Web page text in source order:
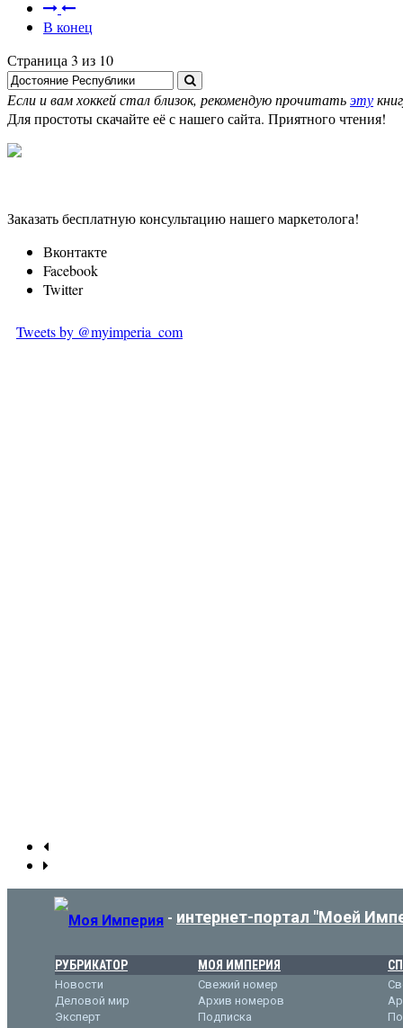
В конец
Страница 3 из 10
Если и вам хоккей стал близок, рекомендую прочитатьэту
Для простоты скачайте её с нашего сайта. Приятного чтения!
Заказать бесплатную консультацию нашего маркетолога!
Вконтакте
Facebook
Twitter
Tweets by @myimperia_com
- интернет-портал "Моей
РУБРИКАТОР
Новости
Деловой мир
Эксперт
МОЯ ИМПЕРИЯ
Свежий номер
Архив номеров
Подписка